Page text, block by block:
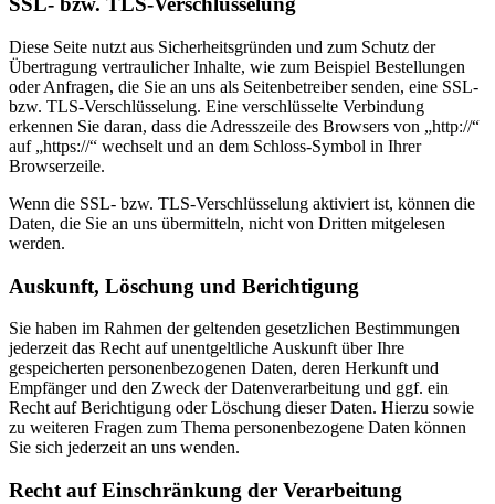
Diese Seite nutzt aus Sicherheitsgründen und zum Schutz der
Übertragung vertraulicher Inhalte, wie zum Beispiel Bestellungen
oder Anfragen, die Sie an uns als Seitenbetreiber senden, eine SSL-
bzw. TLS-Verschlüsselung. Eine verschlüsselte Verbindung
erkennen Sie daran, dass die Adresszeile des Browsers von „http://“
auf „https://“ wechselt und an dem Schloss-Symbol in Ihrer
Browserzeile.
Wenn die SSL- bzw. TLS-Verschlüsselung aktiviert ist, können die
Daten, die Sie an uns übermitteln, nicht von Dritten mitgelesen
werden.
Auskunft, Löschung und Berichtigung
Sie haben im Rahmen der geltenden gesetzlichen Bestimmungen
jederzeit das Recht auf unentgeltliche Auskunft über Ihre
gespeicherten personenbezogenen Daten, deren Herkunft und
Empfänger und den Zweck der Datenverarbeitung und ggf. ein
Recht auf Berichtigung oder Löschung dieser Daten. Hierzu sowie
zu weiteren Fragen zum Thema personenbezogene Daten können
Sie sich jederzeit an uns wenden.
Recht auf Einschränkung der Verarbeitung